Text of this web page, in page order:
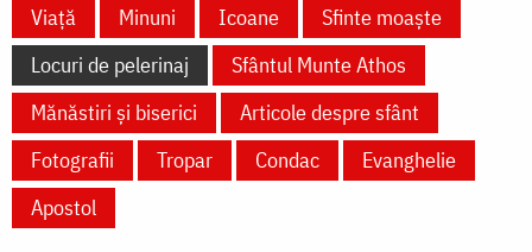
Viață Minuni Icoane
Sfinte moaște
Locuri de pelerinaj
Sfântul Munte Athos
Mănăstiri și biserici
Articole despre sfânt
Fotografii
Tropar Condac
Evanghelie
Apostol